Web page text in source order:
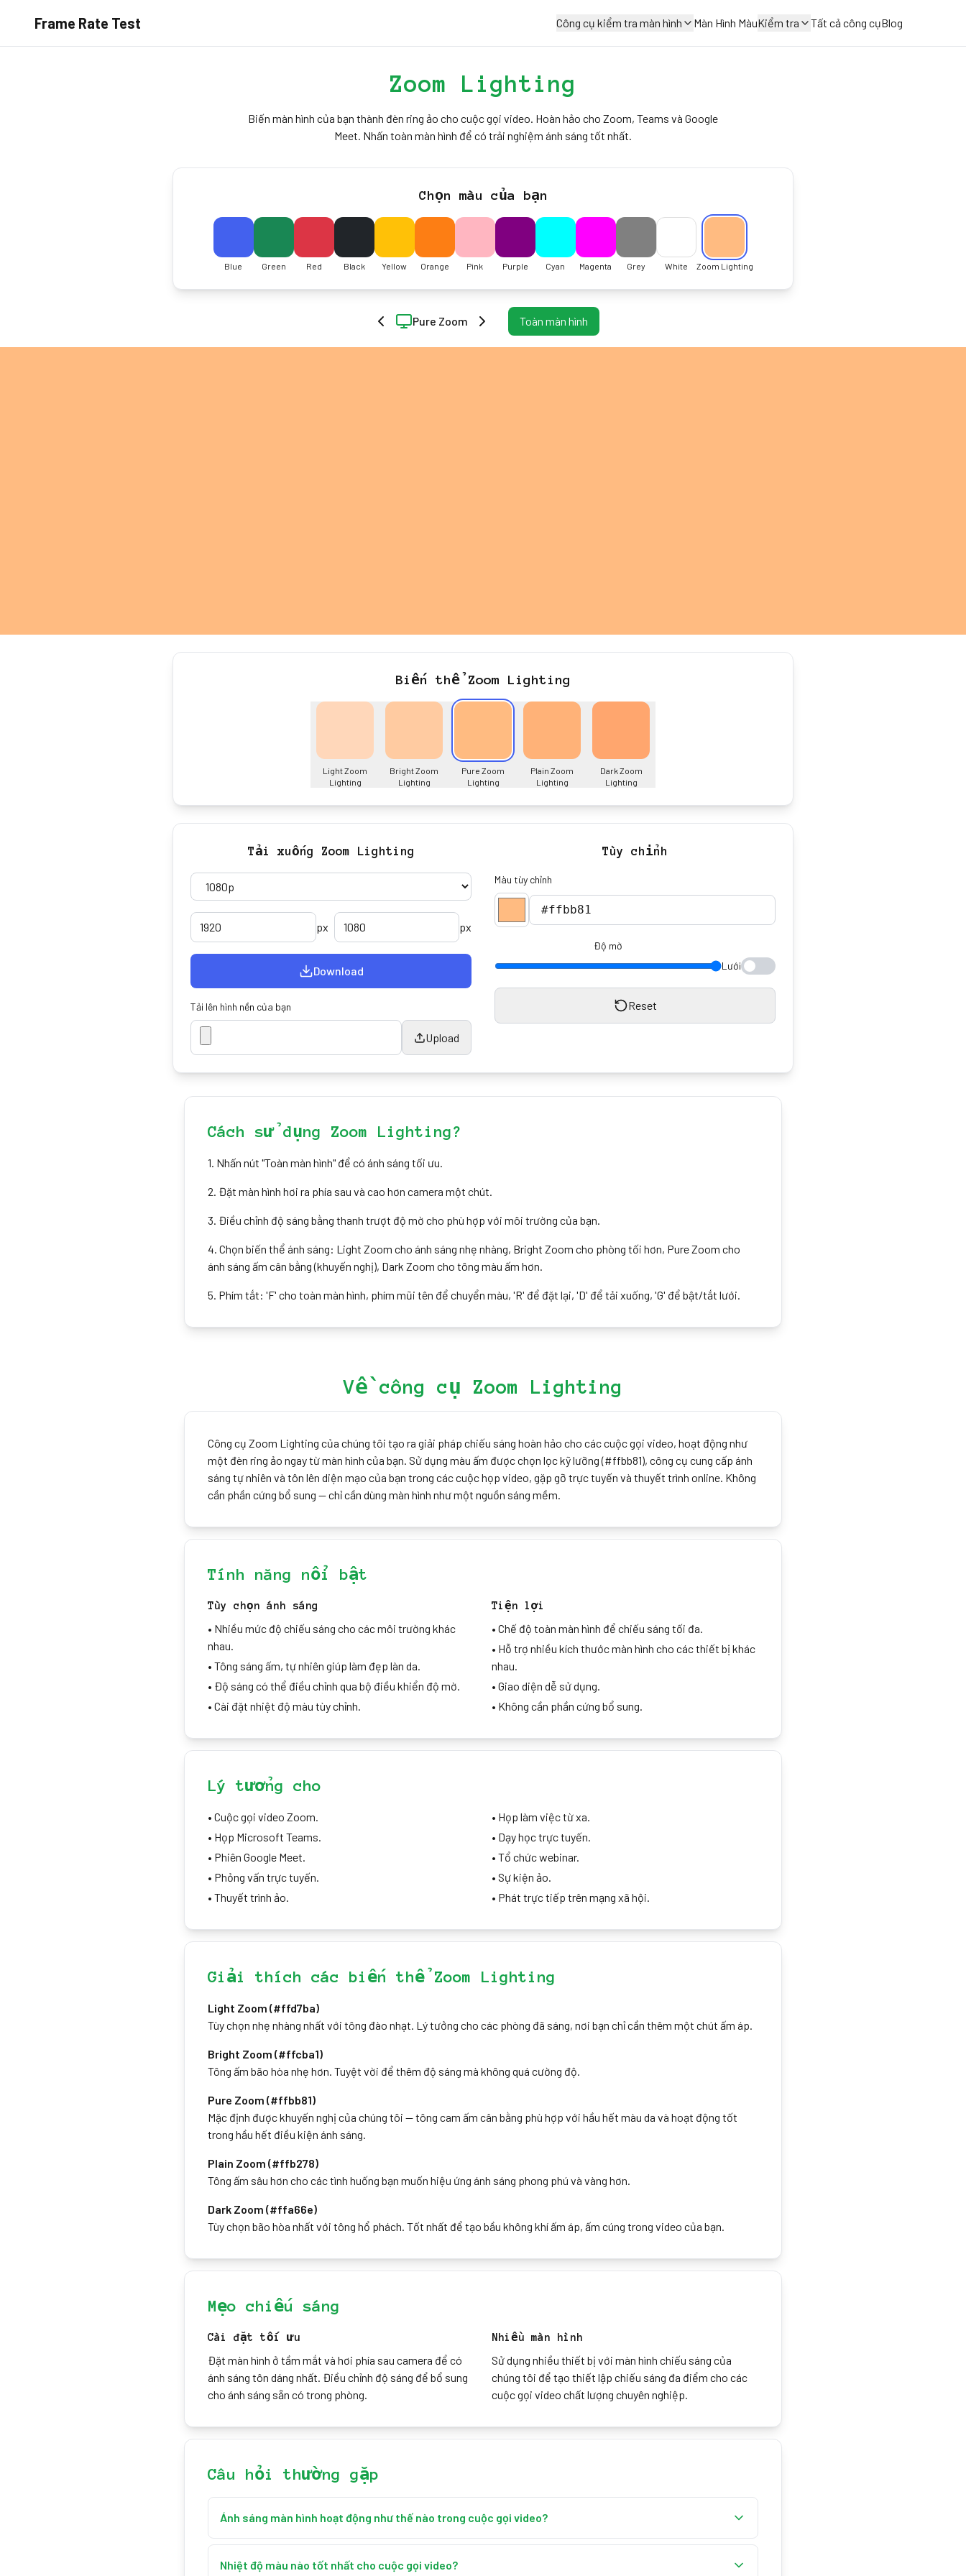
Frame Rate Test Công cụ kiểm tra màn hình Màn Hình MàuKiểm tra Tất cả công cụBlog
Zoom Lighting
Biến màn hình của bạn thành đèn ring ảo cho cuộc gọi video. Hoàn hảo cho Zoom, Teams và Google
Meet. Nhấn toàn màn hình để có trải nghiệm ánh sáng tốt nhất.
Chọn màu của bạn
Blue Green Red Black Yellow Orange Pink Purple Cyan Magenta Grey White Zoom Lighting
Pure Zoom Toàn màn hình
Biến thể Zoom Lighting
Light Zoom
Lighting
Bright Zoom
Lighting
Pure Zoom
Lighting
Plain Zoom
Lighting
Dark Zoom
Lighting
Tải xuống Zoom Lighting
px px
Download
Tải lên hình nền của bạn
Upload
Tùy chỉnh
Màu tùy chỉnh
Độ mờ
Lưới
Reset
Cách sử dụng Zoom Lighting?
1. Nhấn nút "Toàn màn hình" để có ánh sáng tối ưu.
2. Đặt màn hình hơi ra phía sau và cao hơn camera một chút.
3. Điều chỉnh độ sáng bằng thanh trượt độ mờ cho phù hợp với môi trường của bạn.
4. Chọn biến thể ánh sáng: Light Zoom cho ánh sáng nhẹ nhàng, Bright Zoom cho phòng tối hơn, Pure Zoom cho
ánh sáng ấm cân bằng (khuyến nghị), Dark Zoom cho tông màu ấm hơn.
5. Phím tắt: 'F' cho toàn màn hình, phím mũi tên để chuyển màu, 'R' để đặt lại, 'D' để tải xuống, 'G' để bật/tắt lưới.
Về công cụ Zoom Lighting
Công cụ Zoom Lighting của chúng tôi tạo ra giải pháp chiếu sáng hoàn hảo cho các cuộc gọi video, hoạt động như
một đèn ring ảo ngay từ màn hình của bạn. Sử dụng màu ấm được chọn lọc kỹ lưỡng (#ffbb81), công cụ cung cấp ánh
sáng tự nhiên và tôn lên diện mạo của bạn trong các cuộc họp video, gặp gỡ trực tuyến và thuyết trình online. Không
cần phần cứng bổ sung — chỉ cần dùng màn hình như một nguồn sáng mềm.
Tính năng nổi bật
Tùy chọn ánh sáng
• Nhiều mức độ chiếu sáng cho các môi trường khác
nhau.
• Tông sáng ấm, tự nhiên giúp làm đẹp làn da.
• Độ sáng có thể điều chỉnh qua bộ điều khiển độ mờ.
• Cài đặt nhiệt độ màu tùy chỉnh.
Tiện lợi
• Chế độ toàn màn hình để chiếu sáng tối đa.
• Hỗ trợ nhiều kích thước màn hình cho các thiết bị khác
nhau.
• Giao diện dễ sử dụng.
• Không cần phần cứng bổ sung.
Lý tưởng cho
• Cuộc gọi video Zoom.
• Họp Microsoft Teams.
• Phiên Google Meet.
• Phỏng vấn trực tuyến.
• Thuyết trình ảo.
• Họp làm việc từ xa.
• Dạy học trực tuyến.
• Tổ chức webinar.
• Sự kiện ảo.
• Phát trực tiếp trên mạng xã hội.
Giải thích các biến thể Zoom Lighting
Light Zoom (#ffd7ba)
Tùy chọn nhẹ nhàng nhất với tông đào nhạt. Lý tưởng cho các phòng đã sáng, nơi bạn chỉ cần thêm một chút ấm áp.
Bright Zoom (#ffcba1)
Tông ấm bão hòa nhẹ hơn. Tuyệt vời để thêm độ sáng mà không quá cường độ.
Pure Zoom (#ffbb81)
Mặc định được khuyến nghị của chúng tôi — tông cam ấm cân bằng phù hợp với hầu hết màu da và hoạt động tốt
trong hầu hết điều kiện ánh sáng.
Plain Zoom (#ffb278)
Tông ấm sâu hơn cho các tình huống bạn muốn hiệu ứng ánh sáng phong phú và vàng hơn.
Dark Zoom (#ffa66e)
Tùy chọn bão hòa nhất với tông hổ phách. Tốt nhất để tạo bầu không khí ấm áp, ấm cúng trong video của bạn.
Mẹo chiếu sáng
Cài đặt tối ưu
Đặt màn hình ở tầm mắt và hơi phía sau camera để có
ánh sáng tôn dáng nhất. Điều chỉnh độ sáng để bổ sung
cho ánh sáng sẵn có trong phòng.
Nhiều màn hình
Sử dụng nhiều thiết bị với màn hình chiếu sáng của
chúng tôi để tạo thiết lập chiếu sáng đa điểm cho các
cuộc gọi video chất lượng chuyên nghiệp.
Câu hỏi thường gặp
Ánh sáng màn hình hoạt động như thế nào trong cuộc gọi video?
Ánh sáng màn hình của chúng tôi hoạt động bằng cách biến màn hình thành nguồn sáng mềm. Nhiệt độ màu ấm
giúp tạo ra ánh sáng tự nhiên, tôn lên diện mạo khi gọi video. Đặt màn hình phía sau camera để có kết quả tốt
Nhiệt độ màu nào tốt nhất cho cuộc gọi video?